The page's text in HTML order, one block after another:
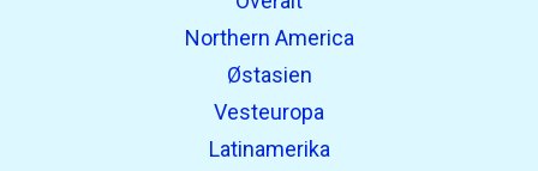
Northern America
Østasien
Vesteuropa
Latinamerika